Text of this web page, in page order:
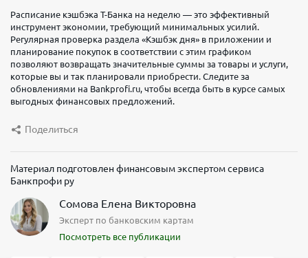
Расписание кэшбэка Т-Банка на неделю — это эффективный
инструмент экономии, требующий минимальных усилий.
Регулярная проверка раздела «Кэшбэк дня» в приложении и
планирование покупок в соответствии с этим графиком
позволяют возвращать значительные суммы за товары и услуги,
которые вы и так планировали приобрести. Следите за
обновлениями на Bankprofi.ru, чтобы всегда быть в курсе самых
выгодных финансовых предложений.
Поделиться
Материал подготовлен финансовым экспертом сервиса
Банкпрофи ру
Сомова Елена Викторовна
Эксперт по банковским картам
Посмотреть все публикации